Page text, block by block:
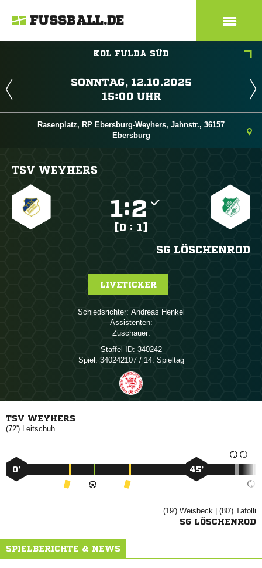
FUSSBALL.DE
KOL FULDA SÜD
 
 
Rasenplatz, RP Ebersburg-Weyhers, Jahnstr., 36157
Ebersburg
TSV WEYHERS
:
[0 : 1]
SG LÖSCHENROD
LIVETICKER
Schiedsrichter:  
Assistenten:
Zuschauer:
Staffel-ID: 340242
Spiel: 340242107 / 14. Spieltag
TSV WEYHERS
(72') 
0’ 45’
(19')  | (80') 
SG LÖSCHENROD
SPIELBERICHTE & NEWS